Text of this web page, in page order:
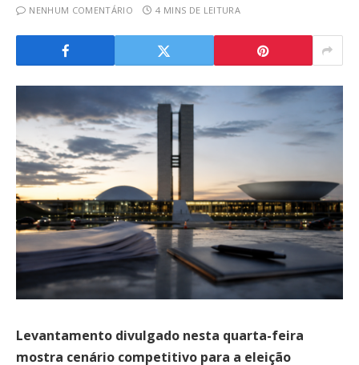
NENHUM COMENTÁRIO 4 MINS DE LEITURA
Levantamento divulgado nesta quarta-feira
mostra cenário competitivo para a eleição